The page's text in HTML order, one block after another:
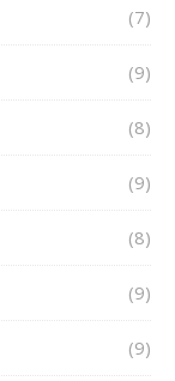
(7)
(9)
(8)
(9)
(8)
(9)
(9)